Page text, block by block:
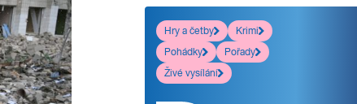
Hry a četby
Krimi
Pohádky
Pořady
Živé vysílání